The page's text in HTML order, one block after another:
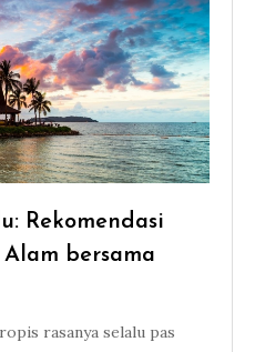
Rekomendasi
bersama
rasanya selalu pas